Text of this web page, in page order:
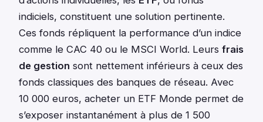
indiciels, constituent une solution pertinente.
Ces fonds répliquent la performance d’un indice
comme le CAC 40 ou le MSCI World. Leurs frais
de gestion sont nettement inférieurs à ceux des
fonds classiques des banques de réseau. Avec
10 000 euros, acheter un ETF Monde permet de
s’exposer instantanément à plus de 1 500